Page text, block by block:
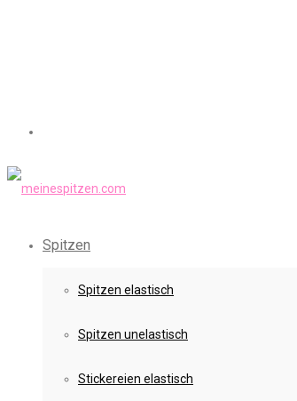
Spitzen
Spitzen elastisch
Spitzen unelastisch
Stickereien elastisch